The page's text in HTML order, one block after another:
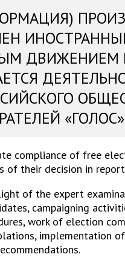
ДВИЖЕНИЕМ
«ГОЛОС»
compliance of free
their decision in
of the expert
campaigning
work of election
implementation